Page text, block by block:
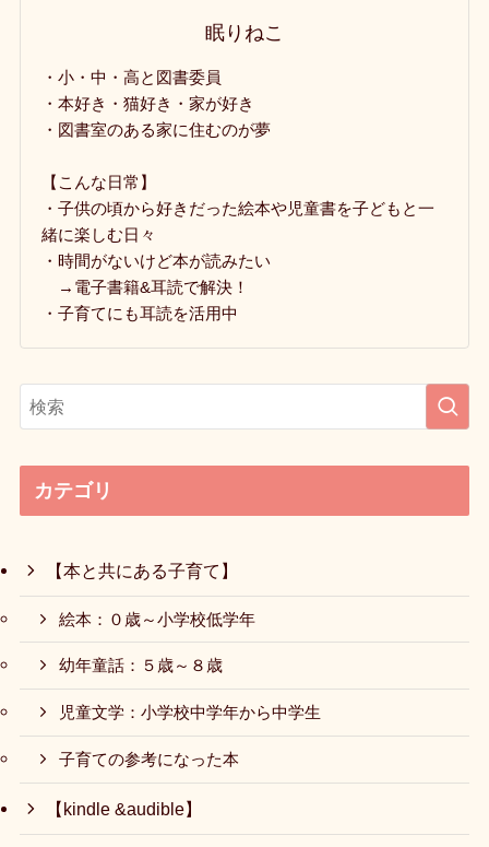
眠りねこ
・小・中・高と図書委員
・本好き・猫好き・家が好き
・図書室のある家に住むのが夢
【こんな日常】
・子供の頃から好きだった絵本や児童書を子どもと一
緒に楽しむ日々
・時間がないけど本が読みたい
→電子書籍&耳読で解決！
・子育てにも耳読を活用中
カテゴリ
【本と共にある子育て】
絵本：０歳～小学校低学年
幼年童話：５歳～８歳
児童文学：小学校中学年から中学生
子育ての参考になった本
【kindle &audible】